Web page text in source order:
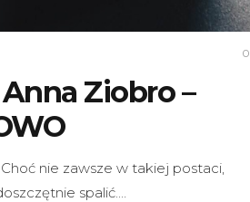
0
Ziobro –
nie zawsze w takiej postaci,
spalić.…